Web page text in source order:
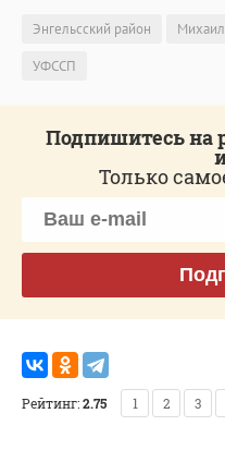
Энгельсский район
УФССП
Подпишитесь на
Только
Рейтинг:2.75 1 2 3